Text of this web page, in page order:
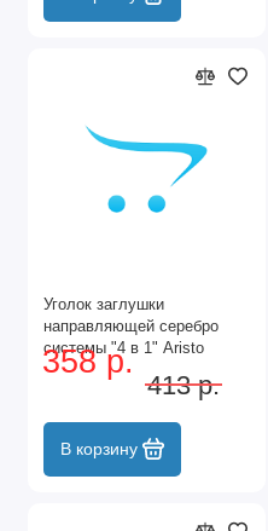
Уголок заглушки
направляющей серебро
системы "4 в 1" Aristo
358 р.
413 р.
В корзину